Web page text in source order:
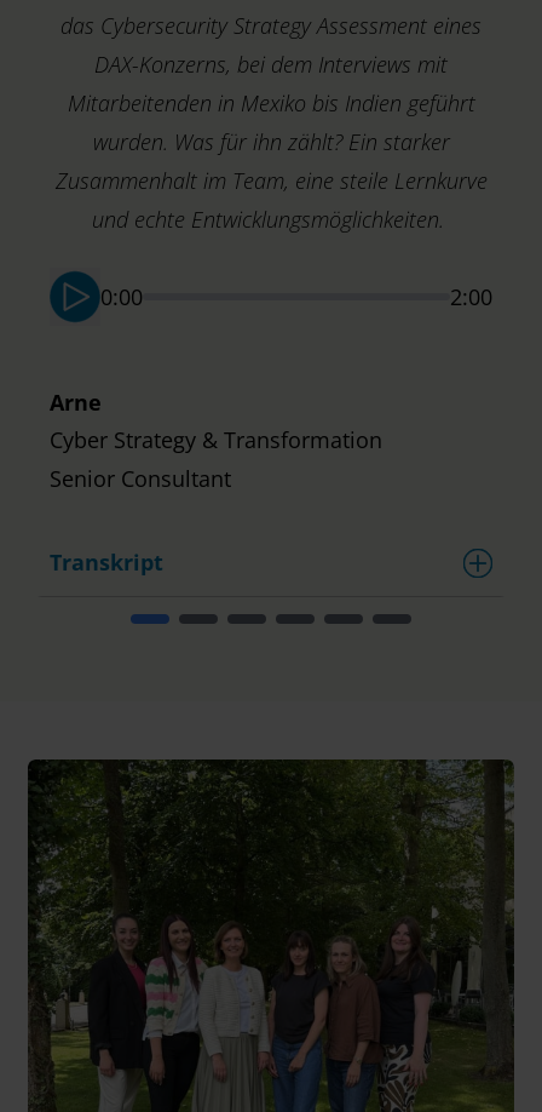
das Cybersecurity Strategy Assessment eines
DAX-Konzerns, bei dem Interviews mit
Mitarbeitenden in Mexiko bis Indien geführt
wurden. Was für ihn zählt? Ein starker
Zusammenhalt im Team, eine steile Lernkurve
und echte Entwicklungsmöglichkeiten.
0:00 2:00
Arne
Cyber Strategy & Transformation
Senior Consultant
Transkript